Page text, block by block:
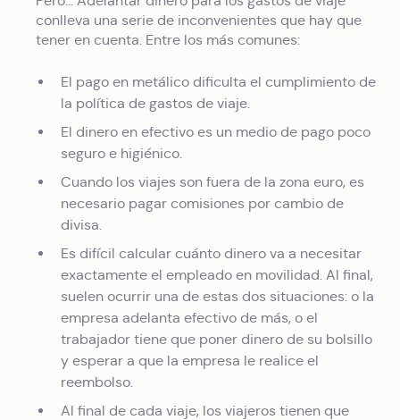
conlleva una serie de inconvenientes que hay que
tener en cuenta. Entre los más comunes:
El pago en metálico dificulta el cumplimiento de
la política de gastos de viaje.
El dinero en efectivo es un medio de pago poco
seguro e higiénico.
Cuando los viajes son fuera de la zona euro, es
necesario pagar comisiones por cambio de
divisa.
Es difícil calcular cuánto dinero va a necesitar
exactamente el empleado en movilidad. Al final,
suelen ocurrir una de estas dos situaciones: o la
empresa adelanta efectivo de más, o el
trabajador tiene que poner dinero de su bolsillo
y esperar a que la empresa le realice el
reembolso.
Al final de cada viaje, los viajeros tienen que